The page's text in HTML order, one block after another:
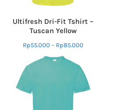
Ultifresh Dri-Fit Tshirt –
Tuscan Yellow
Rp55.000 – Rp85.000